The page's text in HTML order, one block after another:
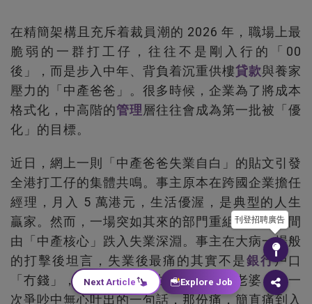
在精簡架構且充斥着裁員潮的 2026 年，職場上最
脆弱的一群打工仔，往往不是剛入行的「00
後」，而是步入中年、背負着沉重供樓貸款與養家
壓力的「中產爸爸」。很多時候，企業為了將成本
格式化，中高階的管理層往往會成為第一批被「優
化」的目標。
近日，網上一則「中產爸爸失業自白」的貼文引發
全港打工仔的集體共鳴。事主原本在跨國企業擔任
經理，月入 5 萬港元，生活優渥，是典型的人生
贏家。然而，一場突如其來的部門重組，讓他瞬間
由「中產核心」跌入失業深淵。事主在大病一場般
的打擊後坦言，失業後最痛的其實不是銀行戶口
「冇錢」，而是與自己同甘共苦多年的老婆，在一
次爭吵中無心吐出的一句話，那份痛，簡直痛到入
刊登招聘廣告
Next Article Explore Job